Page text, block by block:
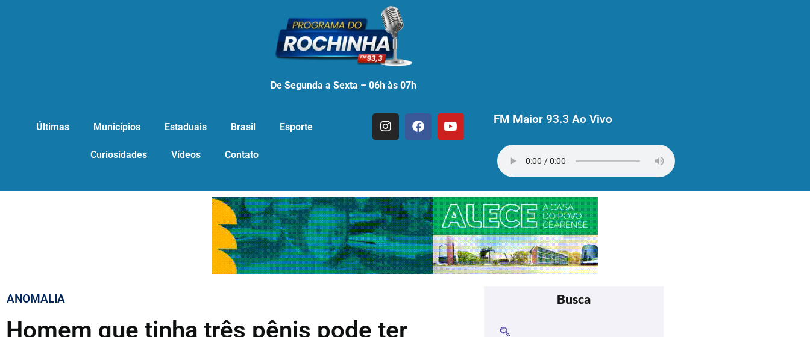
De Segunda a Sexta – 06h às 07h
Últimas Municípios Estaduais Brasil Esporte
Curiosidades Vídeos Contato
FM Maior 93.3 Ao Vivo
ANOMALIA
Homem que tinha três pênis pode ter
Busca